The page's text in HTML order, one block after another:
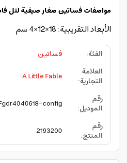
مواصفات فساتين صغار صيفية لتل
الأبعاد التقريبية: 18×12×4 سم
الفئة:
فساتين
العلامة
التجارية:
A Little Fable
رقم
الموديل:
config
رقم
المنتج:
2193200